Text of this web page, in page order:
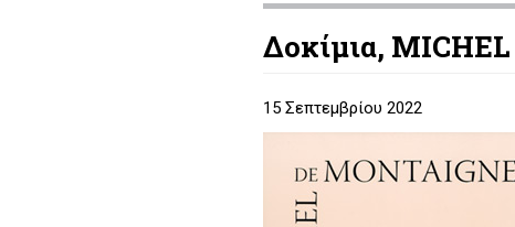
Δοκίμια,
15 Σεπτεμβρίου 2022